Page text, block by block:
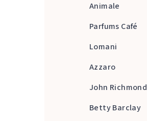
Animale
Parfums Café
Lomani
Azzaro
John Richmond
Betty Barclay